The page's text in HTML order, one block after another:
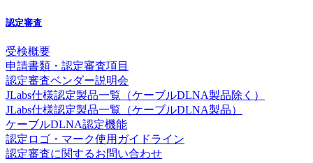
認定審査
受検概要
申請書類・認定審査項目
認定審査ベンダー説明会
JLabs仕様認定製品一覧（ケーブルDLNA製品除く）
JLabs仕様認定製品一覧（ケーブルDLNA製品）
ケーブルDLNA認定機能
認定ロゴ・マーク使用ガイドライン
認定審査に関するお問い合わせ